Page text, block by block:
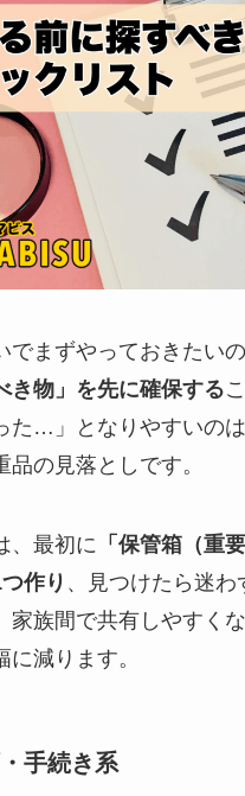
でまずやっておきたいの
き物」を先に確保する
た…」となりやすいの
品の見落としです。
、最初に 「保管箱（重
作り 、見つけたら迷わ
家族間で共有しやすく
に減ります。
手続き系